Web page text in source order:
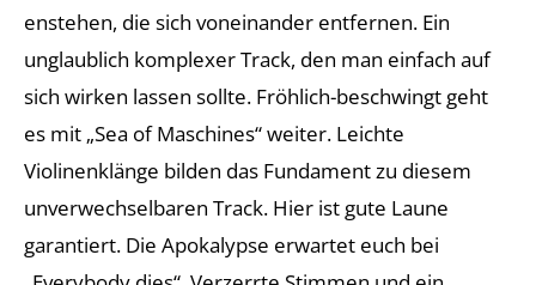
enstehen, die sich voneinander entfernen. Ein
unglaublich komplexer Track, den man einfach auf
sich wirken lassen sollte. Fröhlich-beschwingt geht
es mit „Sea of Maschines“ weiter. Leichte
Violinenklänge bilden das Fundament zu diesem
unverwechselbaren Track. Hier ist gute Laune
garantiert. Die Apokalypse erwartet euch bei